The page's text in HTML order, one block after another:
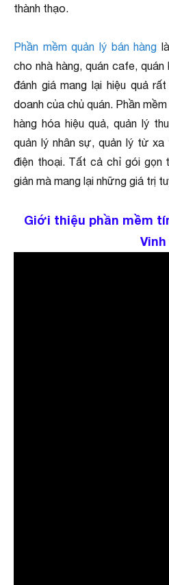
thành thạo.
Phần mềm quản lý bán hàng
cho nhà hàng, quán cafe,
đánh giá mang lại hiệu quả
doanh của chủ quán. Phần
hàng hóa hiệu quả, quản lý
quản lý nhân sự, quản lý từ
điện thoại. Tất cả chỉ gói gọn
giản mà mang lại những giá trị
Giới thiệu phần mềm
Vinh